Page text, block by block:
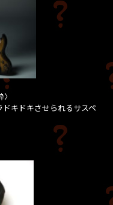
キドキさせられるサスペ